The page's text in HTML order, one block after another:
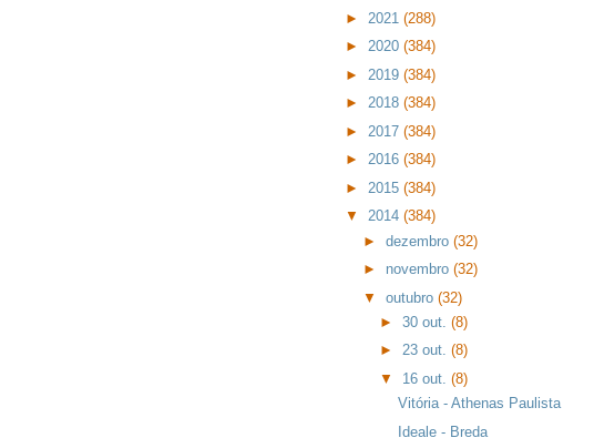
► 2021 (288)
► 2020 (384)
► 2019 (384)
► 2018 (384)
► 2017 (384)
► 2016 (384)
► 2015 (384)
▼ 2014 (384)
► dezembro (32)
► novembro (32)
▼ outubro (32)
►30 out.(8)
►23 out.(8)
▼ 16 out.(8)
Vitória - Athenas Paulista
Ideale - Breda